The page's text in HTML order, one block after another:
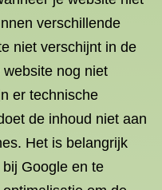
verschillende
niet verschijnt in de
nog niet
er technische
de inhoud niet aan
Het is belangrijk
Google en te